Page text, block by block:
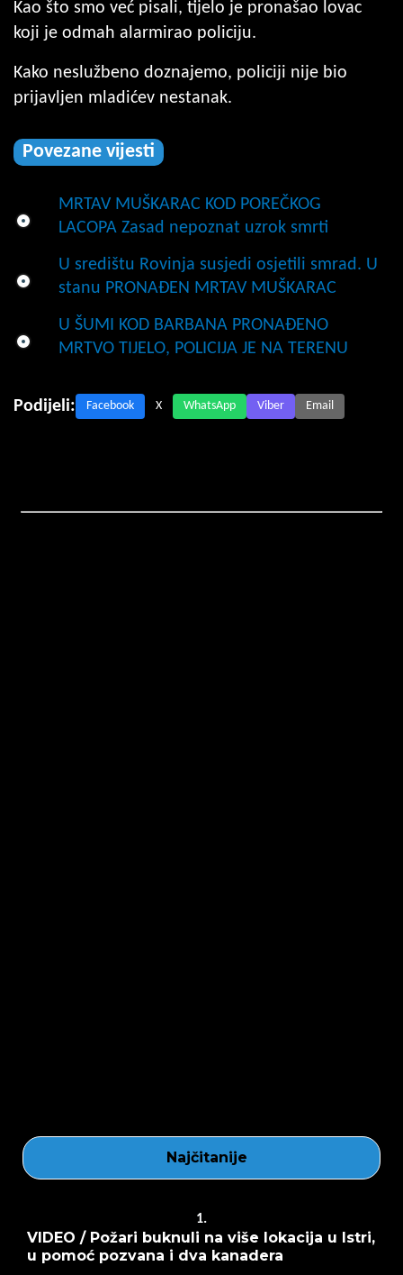
Kao što smo već pisali, tijelo je pronašao lovac
koji je odmah alarmirao policiju.
Kako neslužbeno doznajemo, policiji nije bio
prijavljen mladićev nestanak.
Povezane vijesti
MRTAV MUŠKARAC KOD POREČKOG
LACOPA Zasad nepoznat uzrok smrti
U središtu Rovinja susjedi osjetili smrad. U
stanu PRONAĐEN MRTAV MUŠKARAC
U ŠUMI KOD BARBANA PRONAĐENO
MRTVO TIJELO, POLICIJA JE NA TERENU
Podijeli: Facebook X WhatsApp Viber Email
Najčitanije
1.
VIDEO / Požari buknuli na više lokacija u Istri,
u pomoć pozvana i dva kanadera